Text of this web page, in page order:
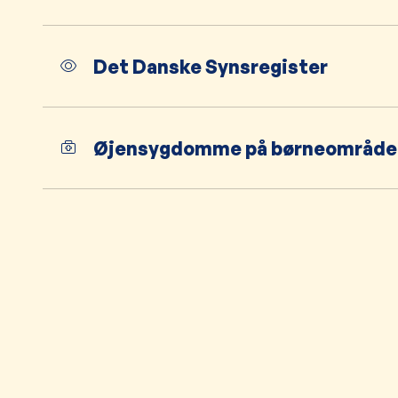
Det Danske Synsregister
Øjensygdomme på